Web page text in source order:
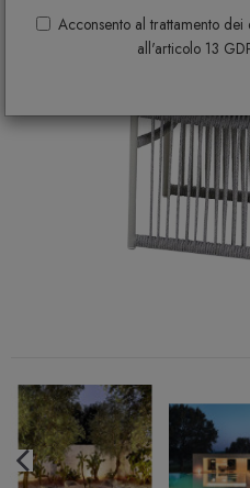
Acconsento al trattamento
all'articolo 13